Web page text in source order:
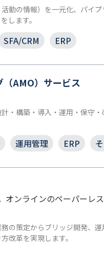
動の情報）を一元化、パイ
します。
SFA/CRM ERP
AMO）サービス
・構築・導入・運用・保守
運用管理 ERP
ンラインのペーパーレ
の策定からブリッジ開発、
改革を実現します。